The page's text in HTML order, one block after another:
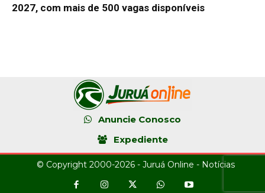
2027, com mais de 500 vagas disponíveis
Anuncie Conosco
Expediente
© Copyright 2000-2026 - Juruá Online - Notícias